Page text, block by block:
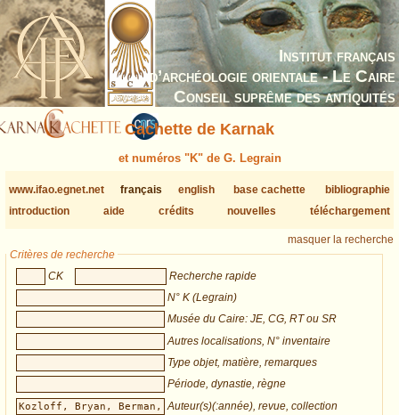
Institut français
d’archéologie orientale - Le Caire
Conseil suprême des antiquités
Cachette de Karnak
et numéros "K" de G. Legrain
www.ifao.egnet.net français english base cachette
bibliographie
introduction
aide crédits nouvelles téléchargement
masquer la recherche
Critères de recherche
CK
Recherche rapide
N° K (Legrain)
Musée du Caire: JE, CG, RT ou SR
Autres localisations, N° inventaire
Type objet, matière, remarques
Période, dynastie, règne
Auteur(s)(:année), revue, collection